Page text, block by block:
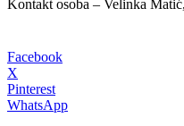
Kontakt osoba – Velinka
Facebook
X
Pinterest
WhatsApp